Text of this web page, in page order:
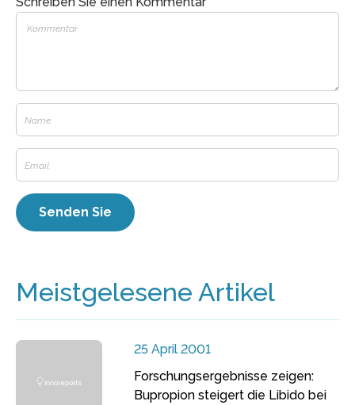
Meistgelesene Artikel
25 April 2001
Forschungsergebnisse zeigen:
Bupropion steigert die Libido bei